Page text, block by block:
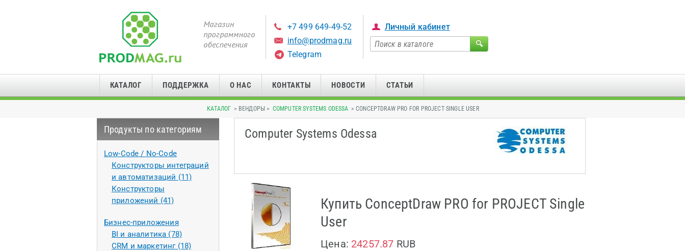
+7 499 649-49-52
info@prodmag.ru
Telegram
Личный кабинет
КАТАЛОГ ПОДДЕРЖКА О НАС КОНТАКТЫ НОВОСТИ СТАТЬИ
КАТАЛОГ > ВЕНДОРЫ > COMPUTER SYSTEMS ODESSA > CONCEPTDRAW PRO FOR PROJECT SINGLE USER
Продукты по категориям
Low-Code / No-Code
Конструкторы интеграций
и автоматизаций (11)
Конструкторы
приложений (41)
Бизнес-приложения
BI и аналитика (78)
CRM и маркетинг (18)
Computer Systems Odessa
Купить ConceptDraw PRO for PROJECT Single
User
Цена: 24257.87 RUB